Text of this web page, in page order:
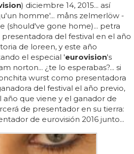
) diciembre 14, 2015... así
homme'... måns zelmerlöw -
(should've gone home)... petra
del festival en el año
de loreen, y este año
el especial 'eurovision's
norton... ¿te lo esperabas?... si
wurst como presentadora
del festival el año previo,
año que viene y el ganador de
de presentador en su tierra:
de eurovisión 2016 junto...